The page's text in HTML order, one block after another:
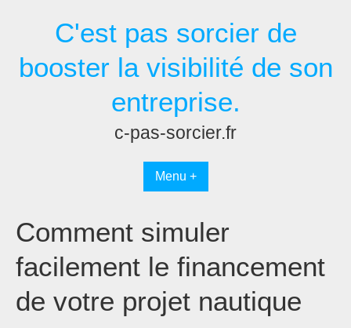
C'est pas sorcier de
booster la visibilité de son
entreprise.
c-pas-sorcier.fr
Menu +
Comment simuler
facilement le financement
de votre projet nautique